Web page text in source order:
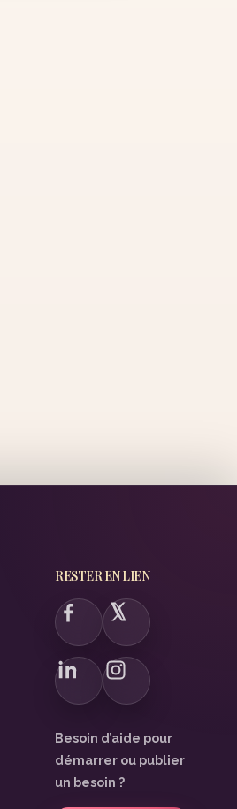
RESTER EN LIEN
Besoin d’aide pour
démarrer ou publier
un besoin ?